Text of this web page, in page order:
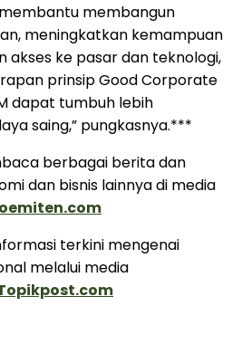
membantu membangun
meningkatkan kemampuan
akses ke pasar dan teknologi,
prinsip Good Corporate
dapat tumbuh lebih
saing,” pungkasnya.***
berbagai berita dan
dan bisnis lainnya di media
terkini mengenai
melalui media